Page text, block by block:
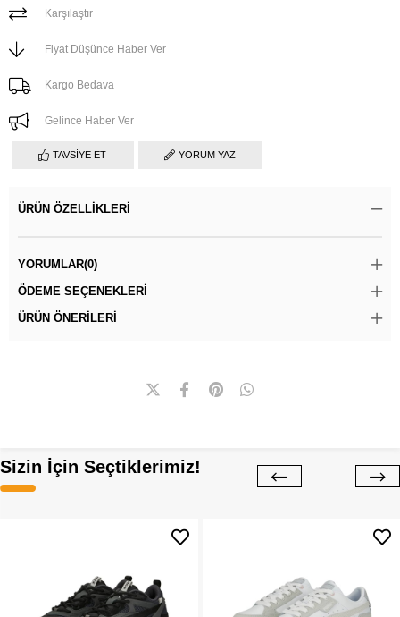
Karşılaştır
Fiyat Düşünce Haber Ver
Kargo Bedava
Gelince Haber Ver
TAVSIYE ET YORUM YAZ
ÜRÜN ÖZELLIKLERI
YORUMLAR(0)
ÖDEME SEÇENEKLERI
ÜRÜN ÖNERILERI
Sizin İçin Seçtiklerimiz!